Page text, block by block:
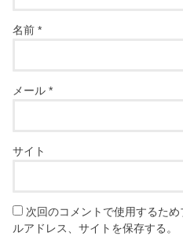
名前*
メール*
サイト
次回のコメントで使用するた
ルアドレス、サイトを保存する。